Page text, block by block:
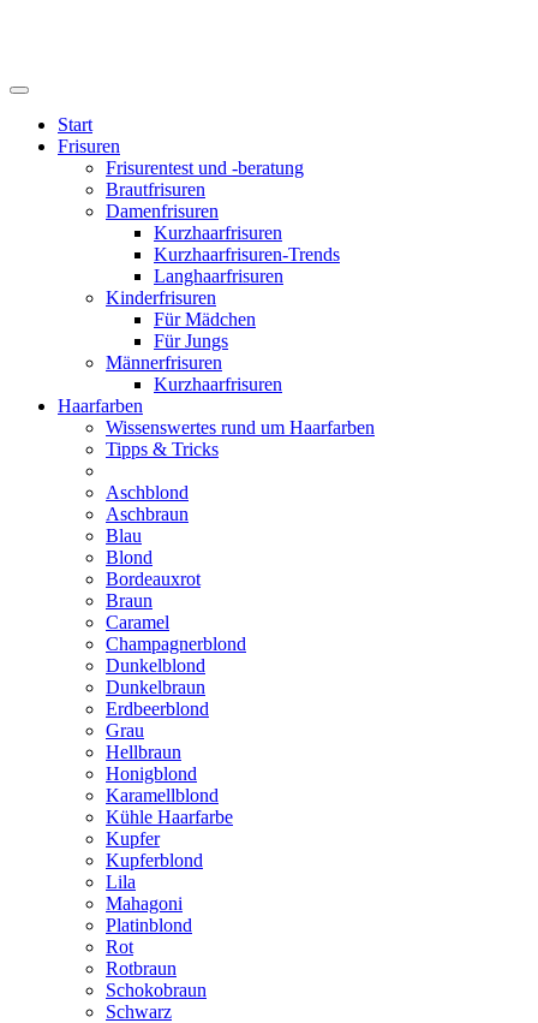
Start
Frisuren
Frisurentest und -beratung
Brautfrisuren
Damenfrisuren
Kurzhaarfrisuren
Kurzhaarfrisuren-Trends
Langhaarfrisuren
Kinderfrisuren
Für Mädchen
Für Jungs
Männerfrisuren
Kurzhaarfrisuren
Haarfarben
Wissenswertes rund um Haarfarben
Tipps & Tricks
Aschblond
Aschbraun
Blau
Blond
Bordeauxrot
Braun
Caramel
Champagnerblond
Dunkelblond
Dunkelbraun
Erdbeerblond
Grau
Hellbraun
Honigblond
Karamellblond
Kühle Haarfarbe
Kupfer
Kupferblond
Lila
Mahagoni
Platinblond
Rot
Rotbraun
Schokobraun
Schwarz